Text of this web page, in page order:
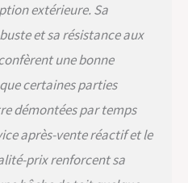
vent SÉCURITÉ
CONSTRUCTION EN
ACIER STABLE : la
massive avec ses
poteaux d'env. 6x6
cm constitue une
base remarquable.
Avec un revêtement
en poudre, tous les
extérieure. Sa
et sa résistance aux
une bonne
certaines parties
démontées par temps
après-vente réactif et le
prix renforcent sa